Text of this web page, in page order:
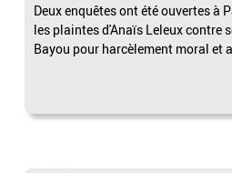
Deux enquêtes ont été ouvertes à
les plaintes d'Anaïs Leleux contre
Bayou pour harcèlement moral et